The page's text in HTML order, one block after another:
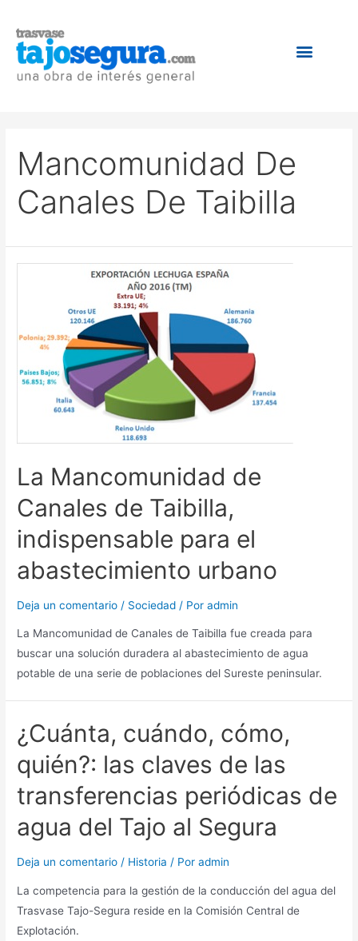
Mancomunidad De
Canales De Taibilla
La Mancomunidad de
Canales de Taibilla,
indispensable para el
abastecimiento urbano
Deja un comentario / Sociedad / Poradmin
La Mancomunidad de Canales de Taibilla fue creada para
buscar una solución duradera al abastecimiento de agua
potable de una serie de poblaciones del Sureste peninsular.
¿Cuánta, cuándo, cómo,
quién?: las claves de las
transferencias periódicas de
agua del Tajo al Segura
Deja un comentario / Historia / Poradmin
La competencia para la gestión de la conducción del agua del
Trasvase Tajo-Segura reside en la Comisión Central de
Explotación.